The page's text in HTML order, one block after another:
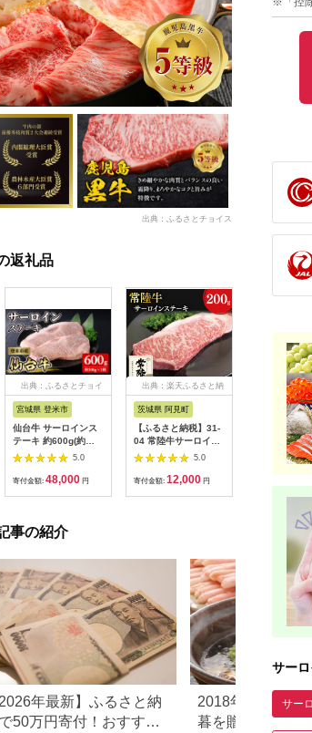
出典：ふるさとチョイス
返礼品
出典：ふるさとチョイ
宮城県 登米市
仙台牛 サーロインス
テーキ 約600g(約
300g×2枚) 牛肉 肉 お
肉 登米産 味付き 厚切
り 冷凍【株式会社佐
5.0
寄付金額: 48,000 円
出典：楽天ふるさと納
茨城県 阿見町
【ふるさと納税】31-
04 常陸牛サーロイン
ステーキ 200g×1【常
陸牛 サーロイン バー
ベキュー ステーキ カ
5.0
寄付金額: 12,000 円
出典：ふる
佐賀県 唐津市
佐賀牛 A5等
位ランプ
250g サーロ
400gのステ
用 家族「
事の紹介
2026年最新】ふるさと納
50万円寄付！おすすめ
2018年ふるさと
暮を贈ろう！人
サー
サー